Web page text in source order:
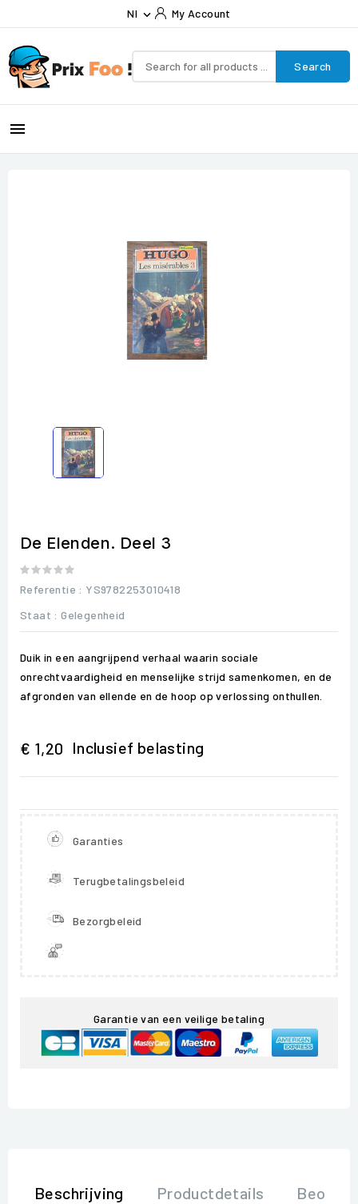
Nl  My Account
Search

De Elenden. Deel 3
Referentie : YS9782253010418
Staat : Gelegenheid
Duik in een aangrijpend verhaal waarin sociale
onrechtvaardigheid en menselijke strijd samenkomen, en de
afgronden van ellende en de hoop op verlossing onthullen.
€ 1,20 Inclusief belasting
Garanties
Terugbetalingsbeleid
Bezorgbeleid
Garantie van een veilige betaling
Beschrijving Productdetails